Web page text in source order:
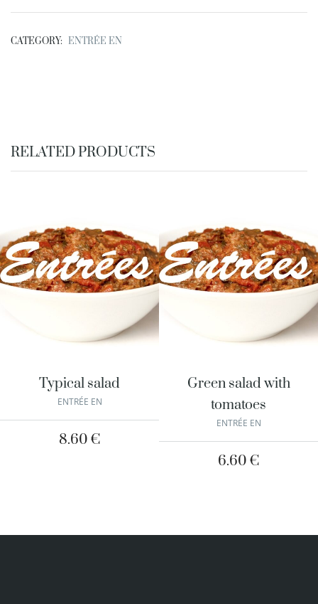
CATEGORY: ENTRÉE EN
RELATED PRODUCTS
Typical salad
ENTRÉE EN
8.60 €
Green salad with
tomatoes
ENTRÉE EN
6.60 €